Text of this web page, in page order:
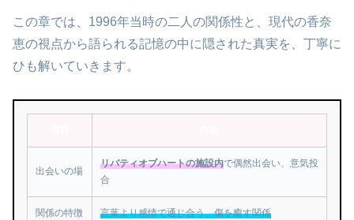
この章では、1996年当時の二人の関係性と、現代の香奈
恵の視点から語られる記憶の中に隠された真実を、丁寧に
ひも解いていきます。
出会いの場
リバティオブハートの施設内で偶然出会い、意気投
合
関係の特徴 言葉より感情で通じ合う、傷を癒す関係